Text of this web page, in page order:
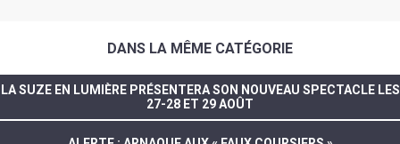
DANS LA MÊME CATÉGORIE
LA SUZE EN LUMIÈRE PRÉSENTERA SON NOUVEAU SPECTACLE LES
27-28 ET 29 AOÛT